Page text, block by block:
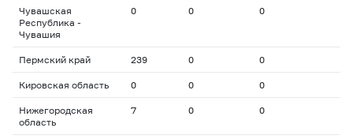
Чувашская
Республика -
Чувашия
0 0 0
Пермский край 239 0 0
Кировская область 0 0 0
Нижегородская
область
7 0 0